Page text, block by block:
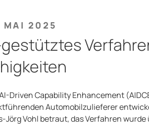
MAI 2025
gestütztes
Driven Capability Enhancement
Automobilzulieferer
Jörg Vohl betraut, das Verfahren